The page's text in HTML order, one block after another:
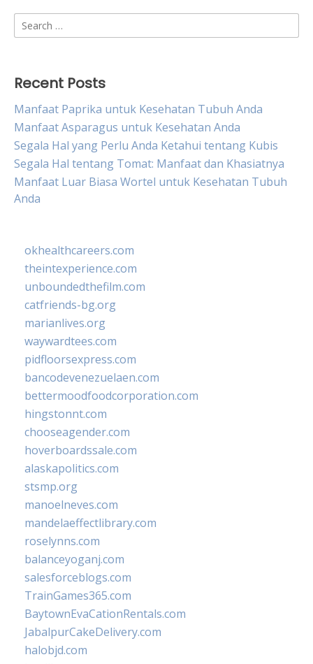
Search
for:
Recent Posts
Manfaat Paprika untuk Kesehatan Tubuh Anda
Manfaat Asparagus untuk Kesehatan Anda
Segala Hal yang Perlu Anda Ketahui tentang Kubis
Segala Hal tentang Tomat: Manfaat dan Khasiatnya
Manfaat Luar Biasa Wortel untuk Kesehatan Tubuh
Anda
okhealthcareers.com
theintexperience.com
unboundedthefilm.com
catfriends-bg.org
marianlives.org
waywardtees.com
pidfloorsexpress.com
bancodevenezuelaen.com
bettermoodfoodcorporation.com
hingstonnt.com
chooseagender.com
hoverboardssale.com
alaskapolitics.com
stsmp.org
manoelneves.com
mandelaeffectlibrary.com
roselynns.com
balanceyoganj.com
salesforceblogs.com
TrainGames365.com
BaytownEvaCationRentals.com
JabalpurCakeDelivery.com
halobjd.com